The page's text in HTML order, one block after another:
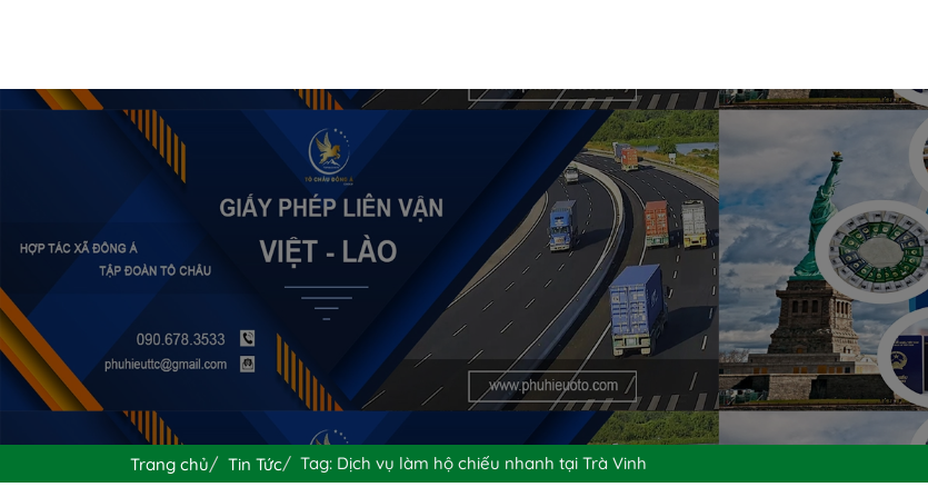
Trang chủ Tin Tức Tag: Dịch vụ làm hộ chiếu nhanh tại Trà Vinh